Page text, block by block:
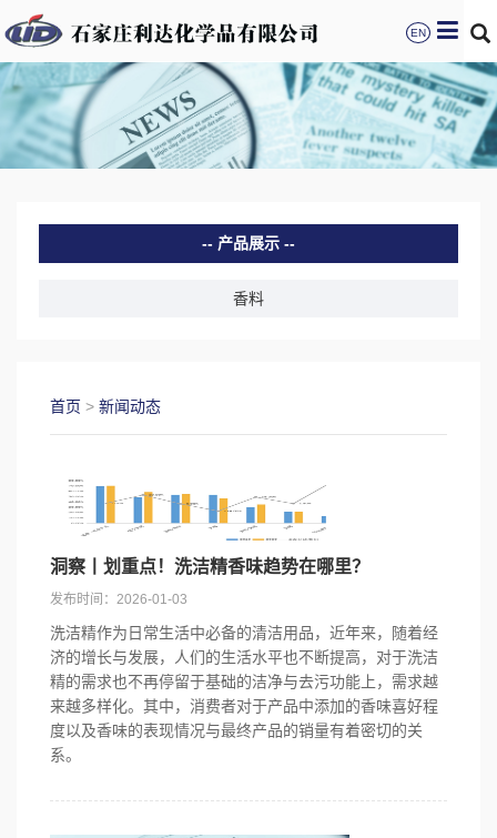
EN
产品展示
香料
首页 > 新闻动态
洞察丨划重点！洗洁精香味趋势在哪里？
发布时间：2026-01-03
洗洁精作为日常生活中必备的清洁用品，近年来，随着经
济的增长与发展，人们的生活水平也不断提高，对于洗洁
精的需求也不再停留于基础的洁净与去污功能上，需求越
来越多样化。其中，消费者对于产品中添加的香味喜好程
度以及香味的表现情况与最终产品的销量有着密切的关
系。